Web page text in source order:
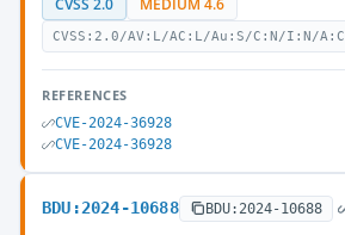
CVSS 2.0 MEDIUM 4.6
CVSS:2.0/AV:L/AC:L/Au:S/C:N/I:N/A:C
REFERENCES
CVE-2024-36928
CVE-2024-36928
BDU:2024-10688 BDU:2024-10688